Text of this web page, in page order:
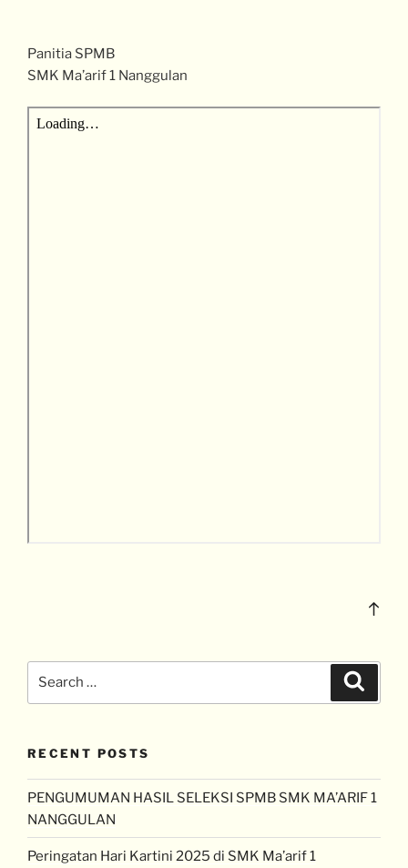
Panitia SPMB
SMK Ma’arif 1 Nanggulan
RECENT POSTS
PENGUMUMAN HASIL SELEKSI SPMB SMK MA’ARIF 1
NANGGULAN
Peringatan Hari Kartini 2025 di SMK Ma’arif 1